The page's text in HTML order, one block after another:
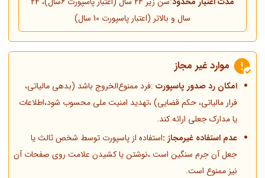
سال و بالاتر (اعتبار پاسپورت 10 سال)
موارد غیر مجاز
امکان رد صدور پاسپورت :فرد ممنوع‌الخروج باشد (بدهی مالیاتی،
فرار مالیاتی، حکم قضایی) ،تهدید امنیت ملی محسوب شود،اطلاعات
یا مدارک جعلی ارائه کند.
عدم استفاده غیرمجاز :استفاده از پاسپورت توسط شخص ثالث یا
جعل آن جرم سنگین است ،نوشتن یا کشیدن علامت روی صفحات آن
نیز ممنوع است.